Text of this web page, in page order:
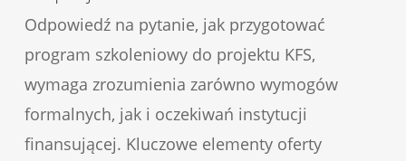
Odpowiedź na pytanie, jak przygotować
program szkoleniowy do projektu KFS,
wymaga zrozumienia zarówno wymogów
formalnych, jak i oczekiwań instytucji
finansującej. Kluczowe elementy oferty